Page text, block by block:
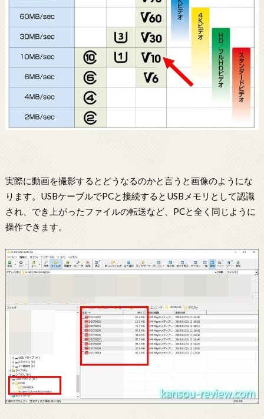
実際に動画を撮影するとどうなるのかと言うと画像のようにな
ります。USBケーブルでPCと接続するとUSBメモリとして認識
され、でき上がったファイルの転送など、PCと全く同じように
操作できます。